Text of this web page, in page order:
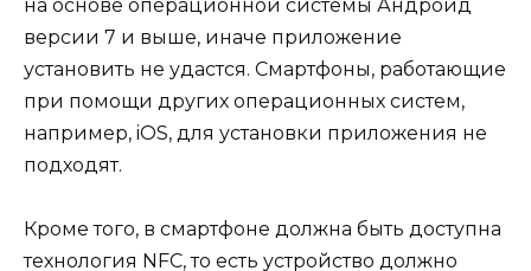
на основе операционной системы Андроид
версии 7 и выше, иначе приложение
установить не удастся. Смартфоны, работающие
при помощи других операционных систем,
например, iOS, для установки приложения не
подходят.
Кроме того, в смартфоне должна быть доступна
технология NFC, то есть устройство должно